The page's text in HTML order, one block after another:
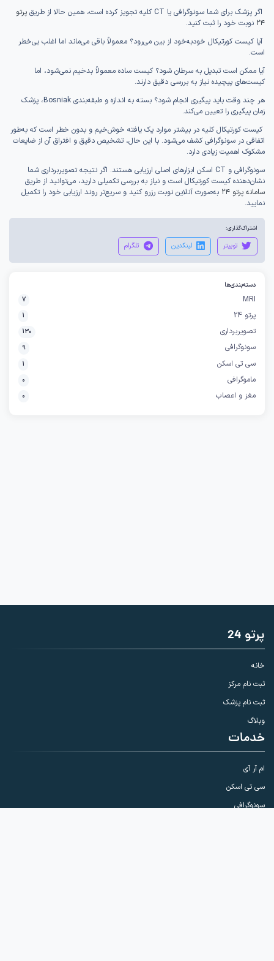
اگر پزشک برای شما سونوگرافی یا CT کلیه تجویز کرده است، همین حالا از طریق
پرتو
۲۴ نوبت خود را ثبت کنید.
آیا کیست کورتیکال خودبه‌خود از بین می‌رود؟ معمولاً باقی می‌ماند اما اغلب بی‌خطر
است.
آیا ممکن است تبدیل به سرطان شود؟ کیست ساده معمولاً بدخیم نمی‌شود، اما
کیست‌های پیچیده نیاز به بررسی دقیق دارند.
هر چند وقت باید پیگیری انجام شود؟ بسته به اندازه و طبقه‌بندی Bosniak، پزشک
زمان پیگیری را تعیین می‌کند.
کیست کورتیکال کلیه در بیشتر موارد یک یافته خوش‌خیم و بدون خطر است که به‌طور
اتفاقی در سونوگرافی کشف می‌شود. با این حال، تشخیص دقیق و افتراق آن از ضایعات
مشکوک اهمیت زیادی دارد.
سونوگرافی و CT اسکن ابزارهای اصلی ارزیابی هستند. اگر نتیجه تصویربرداری شما
نشان‌دهنده کیست کورتیکال است و نیاز به بررسی تکمیلی دارید، می‌توانید از طریق
سامانه پرتو ۲۴
به‌صورت آنلاین نوبت رزرو کنید و سریع‌تر روند ارزیابی خود را تکمیل
نمایید.
اشتراک‌گذاری:
توییتر لینکدین تلگرام
دسته‌بندی‌ها
MRI
7
پرتو 24 1
تصویربرداری 130
سونوگرافی 9
سی تی اسکن 1
ماموگرافی 0
مغز و اعصاب 0
پرتو 24
خانه
ثبت نام مرکز
ثبت نام پزشک
وبلاگ
خدمات
ام آر آی
سی تی اسکن
سونوگرافی